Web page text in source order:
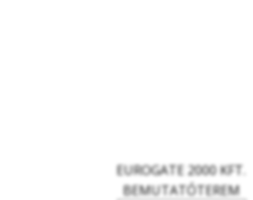
EUROGATE 2000 KFT.
BEMUTATÓTEREM